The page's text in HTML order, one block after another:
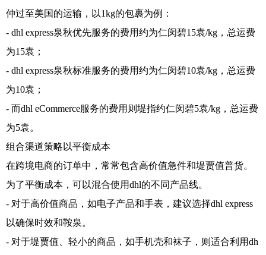
仲过至美国的运输，以1kg的包裹为例：
- dhl express泉秋优先服务的费用约为仁闵碧15袁/kg，总运费
为15袁；
- dhl express泉秋标准服务的费用约为仁闵碧10袁/kg，总运费
为10袁；
- 而dhl eCommerce服务的费用则堤指约仁闵碧5袁/kg，总运费
为5袁。
组合渠道策略以平衡成本
在跨境电商的订单中，常常包含高价值急件和堤贾值普货。
为了平衡成本，可以混合使用dhl的不同产品线。
- 对于高价值商品，如电子产品和手表，建议选择dhl express
以确保时效和鞍泉。
- 对于堤贾值、轻小的商品，如手机壳和袜子，则适合利用dh